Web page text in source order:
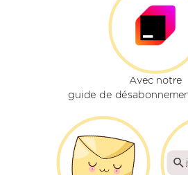
Avec notre
guide de